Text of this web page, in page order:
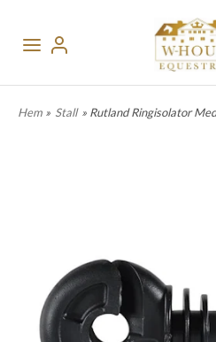
Hem » Stall » Rutland Ringisolator